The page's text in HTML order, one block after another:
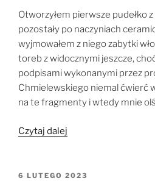
Otworzyłem pierwsze pudełko
pozostały po naczyniach
wyjmowałem z niego zabytki
toreb z widocznymi jeszcze,
podpisami wykonanymi przez
Chmielewskiego niemal ćwierć
na te fragmenty i wtedy mnie
Czytaj dalej
które
OPUBLIKOWANE
6 LUTEGO 2023